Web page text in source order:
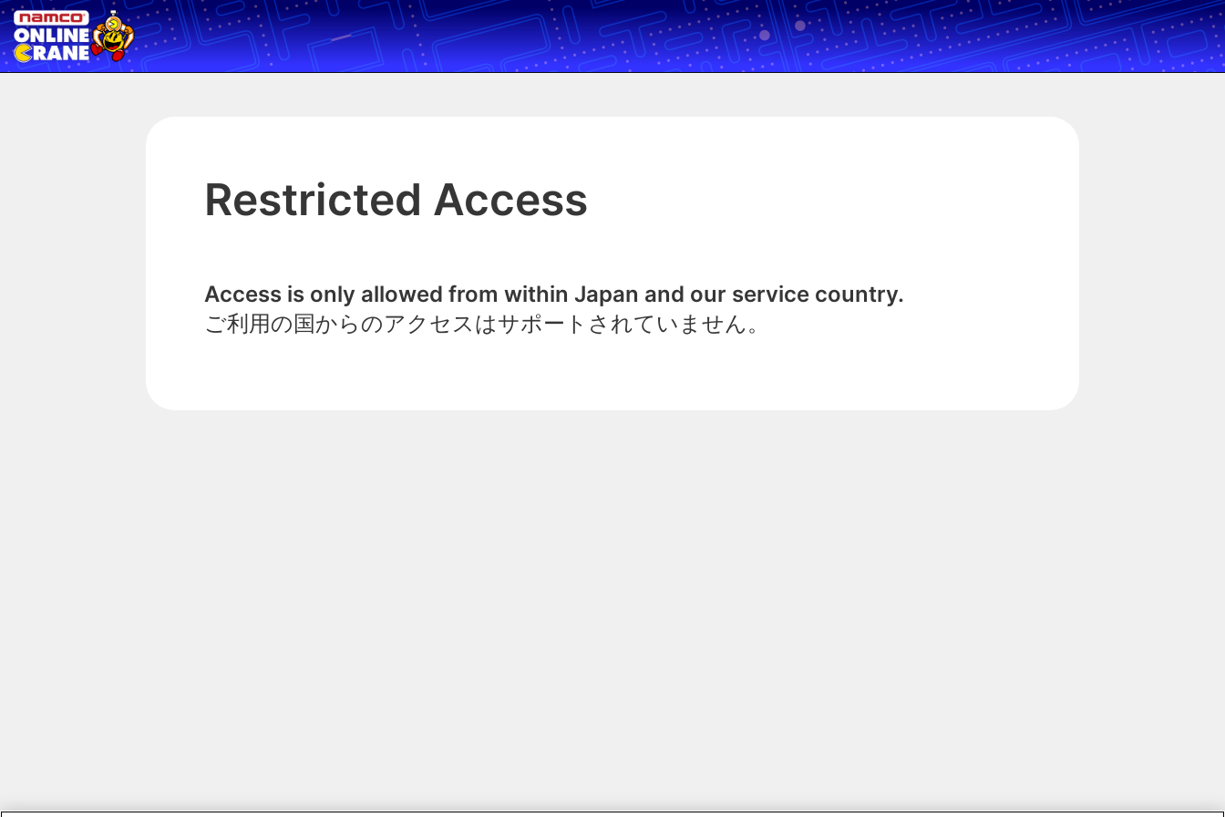
Restricted Access
Access is only allowed from within Japan and our service country.
ご利用の国からのアクセスはサポートされていません。